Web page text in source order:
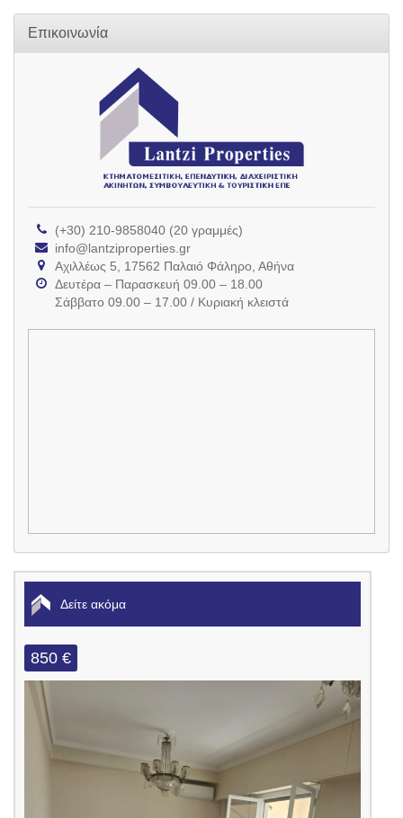
Επικοινωνία
(+30) 210-9858040 (20 γραμμές)
info@lantziproperties.gr
Αχιλλέως 5, 17562 Παλαιό Φάληρο, Αθήνα
Δευτέρα – Παρασκευή 09.00 – 18.00
Σάββατο 09.00 – 17.00 / Κυριακή κλειστά
Δείτε ακόμα
850 €